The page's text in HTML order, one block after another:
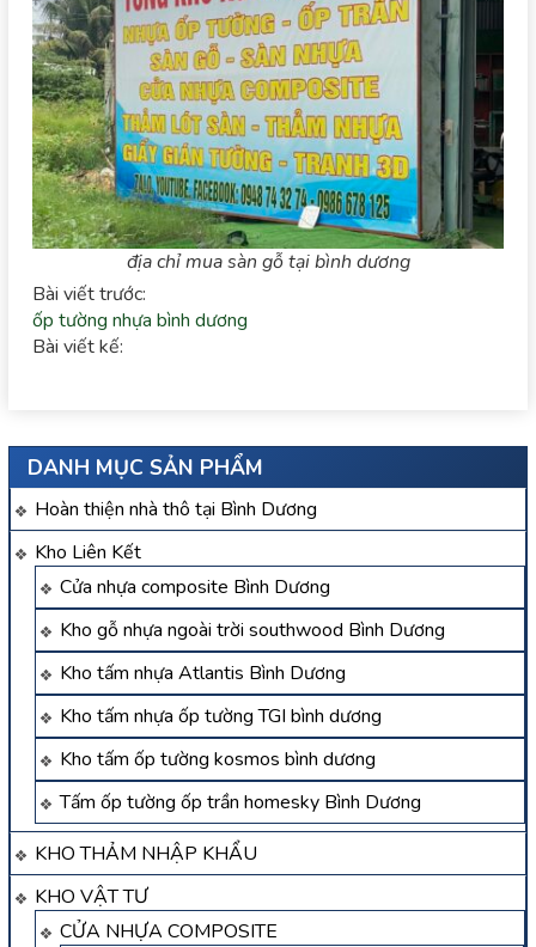
địa chỉ mua sàn gỗ tại bình dương
Bài viết trước:
ốp tường nhựa bình dương
Bài viết kế:
DANH MỤC SẢN PHẨM
Hoàn thiện nhà thô tại Bình Dương
Kho Liên Kết
Cửa nhựa composite Bình Dương
Kho gỗ nhựa ngoài trời southwood Bình Dương
Kho tấm nhựa Atlantis Bình Dương
Kho tấm nhựa ốp tường TGI bình dương
Kho tấm ốp tường kosmos bình dương
Tấm ốp tường ốp trần homesky Bình Dương
KHO THẢM NHẬP KHẨU
KHO VẬT TƯ
CỬA NHỰA COMPOSITE